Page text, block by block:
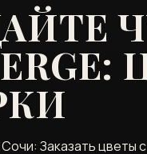
Заказать